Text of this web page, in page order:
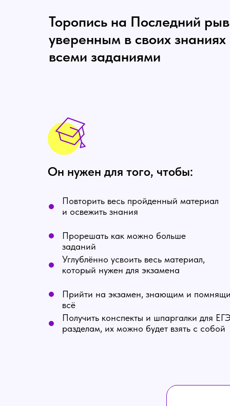
Повторить весь пройденный материал
и освежить знания
Прорешать как можно больше
заданий
Углублённо усвоить весь материал,
который нужен для экзамена
Прийти на экзамен, знающим и
всё
Получить конспекты и шпаргалки для
разделам, их можно будет взять с собой
Торопись на Последний
уверенным в своих
всеми заданиями
Он нужен для того, чтобы: